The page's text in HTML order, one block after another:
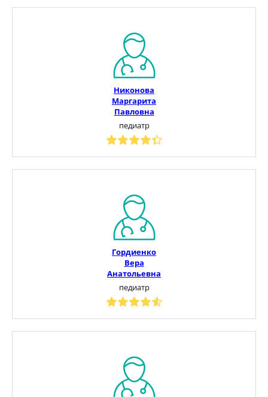
Никонова
Маргарита
Павловна
педиатр
Гордиенко
Вера
Анатольевна
педиатр